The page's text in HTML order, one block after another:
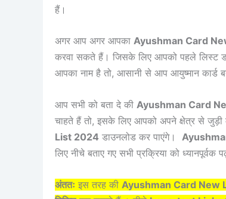
हैं।
अगर आप अगर आपका Ayushman Card
करवा सकते हैं। जिसके लिए आपको पहले लिस्ट
आपका नाम है तो, आसानी से आप आयुष्मान
आप सभी को बता दे की Ayushman Card
चाहते हैं तो, इसके लिए आपको अपने क्षेत्र से
List 2024 डाउनलोड कर पाएंगे।
लिए नीचे बताए गए सभी प्रक्रिया को
अंततः इस तरह की Ayushman Card New